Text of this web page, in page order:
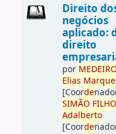
Direito
negócios
aplicado:
direito
por MEDE
Elias
[Coorde
SIMÃO
Adalberto
[Coorde